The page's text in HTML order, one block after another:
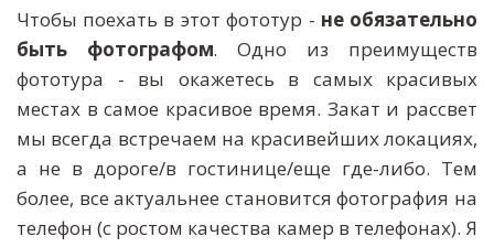
Чтобы поехать в этот фототур - не обязательно
быть фотографом. Одно из преимуществ
фототура - вы окажетесь в самых красивых
местах в самое красивое время. Закат и рассвет
мы всегда встречаем на красивейших локациях,
а не в дороге/в гостинице/еще где-либо. Тем
более, все актуальнее становится фотография на
телефон (с ростом качества камер в телефонах). Я